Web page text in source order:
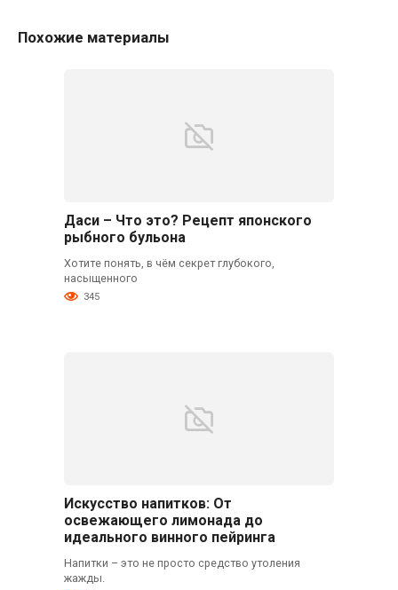
Похожие материалы
Даси – Что это? Рецепт японского
рыбного бульона
Хотите понять, в чём секрет глубокого,
насыщенного
345
Искусство напитков: От
освежающего лимонада до
идеального винного пейринга
Напитки – это не просто средство утоления
жажды.